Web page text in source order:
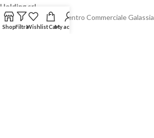
Holding srl
Via A. Ponti n. 4 – Centro Commerciale Galassia
24126 Bergamo
ShopFiltraWishlistCartMy account